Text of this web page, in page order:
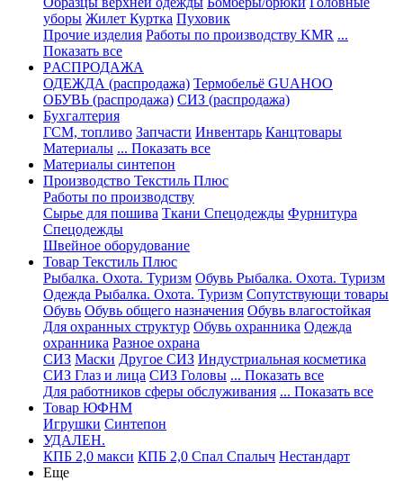
уборы Жилет Куртка Пуховик
Прочие изделия Работы по производству KMR ...
Показать все
PАСПРОДАЖА
ОДЕЖДА (распродажа) Термобельё GUAHOO
ОБУВЬ (распродажа) СИЗ (распродажа)
Бухгалтерия
ГСМ, топливо Запчасти Инвентарь Канцтовары
Материалы ... Показать все
Материалы синтепон
Производство Текстиль Плюс
Работы по производству
Сырье для пошива Ткани Спецодежды Фурнитура
Спецодежды
Швейное оборудование
Товар Текстиль Плюс
Рыбалка. Охота. Туризм Обувь Рыбалка. Охота. Туризм
Одежда Рыбалка. Охота. Туризм Сопутствующи товары
Обувь Обувь общего назначения Обувь влагостойкая
Для охранных структур Обувь охранника Одежда
охранника Разное охрана
СИЗ Маски Другое СИЗ Индустриальная косметика
СИЗ Глаз и лица СИЗ Головы ... Показать все
Для работников сферы обслуживания ... Показать все
Товар ЮФНМ
Игрушки Синтепон
УДАЛЕН.
КПБ 2,0 макси КПБ 2,0 Спал Спалыч Нестандарт
Еще